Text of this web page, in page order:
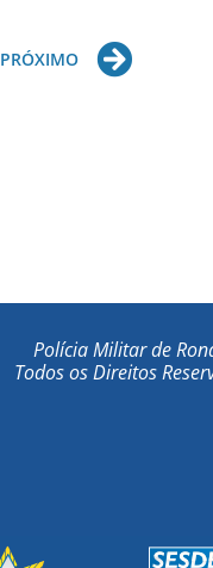
PRÓXIMO Next
Polícia Militar de
Todos os Direitos